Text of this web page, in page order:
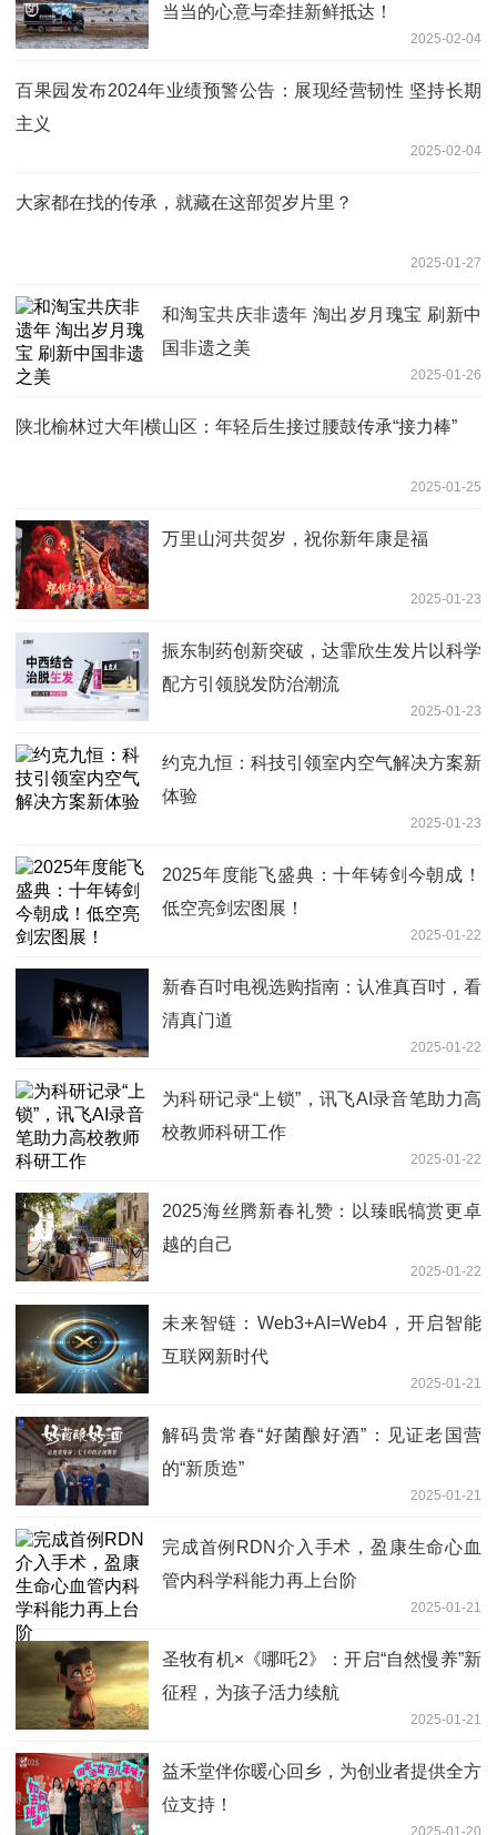
当当的心意与牵挂新鲜抵达！
2025-02-04
百果园发布2024年业绩预警公告：展现经营韧性 坚持长期
主义
2025-02-04
大家都在找的传承，就藏在这部贺岁片里？
2025-01-27
和淘宝共庆非遗年 淘出岁月瑰宝 刷新中
国非遗之美
2025-01-26
陕北榆林过大年|横山区：年轻后生接过腰鼓传承“接力棒”
2025-01-25
万里山河共贺岁，祝你新年康是福
2025-01-23
振东制药创新突破，达霏欣生发片以科学
配方引领脱发防治潮流
2025-01-23
约克九恒：科技引领室内空气解决方案新
体验
2025-01-23
2025年度能飞盛典：十年铸剑今朝成！
低空亮剑宏图展！
2025-01-22
新春百吋电视选购指南：认准真百吋，看
清真门道
2025-01-22
为科研记录“上锁”，讯飞AI录音笔助力高
校教师科研工作
2025-01-22
2025海丝腾新春礼赞：以臻眠犒赏更卓
越的自己
2025-01-22
未来智链：Web3+AI=Web4，开启智能
互联网新时代
2025-01-21
解码贵常春“好菌酿好酒”：见证老国营
的“新质造”
2025-01-21
完成首例RDN介入手术，盈康生命心血
管内科学科能力再上台阶
2025-01-21
圣牧有机×《哪吒2》：开启“自然慢养”新
征程，为孩子活力续航
2025-01-21
益禾堂伴你暖心回乡，为创业者提供全方
位支持！
2025-01-20